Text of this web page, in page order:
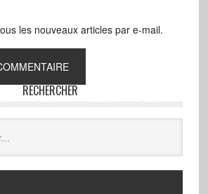
les nouveaux articles par e-mail.
RECHERCHER